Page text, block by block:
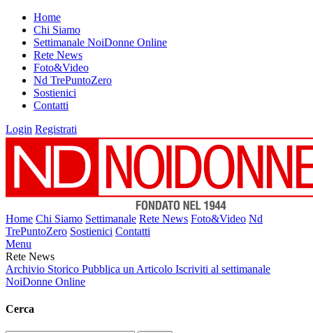
Home
Chi Siamo
Settimanale NoiDonne Online
Rete News
Foto&Video
Nd TrePuntoZero
Sostienici
Contatti
Login Registrati
Home Chi Siamo Settimanale Rete News Foto&Video Nd
TrePuntoZero Sostienici Contatti
Menu
Rete News
Archivio Storico Pubblica un Articolo Iscriviti al settimanale
NoiDonne Online
Cerca